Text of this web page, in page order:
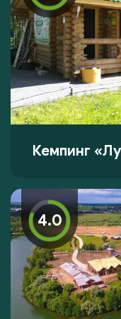
Кемпинг
4.0